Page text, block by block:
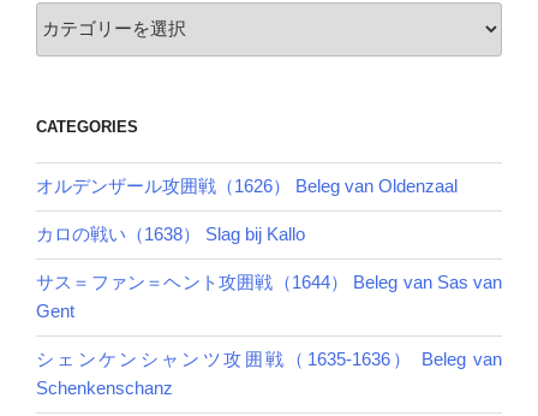
カ
テ
CATEGORIES
オルデンザール攻囲戦（1626） Beleg van Oldenzaal
カロの戦い（1638） Slag bij Kallo
サス＝ファン＝ヘント攻囲戦（1644） Beleg van Sas van
Gent
シェンケンシャンツ攻囲戦（1635-1636） Beleg van
Schenkenschanz